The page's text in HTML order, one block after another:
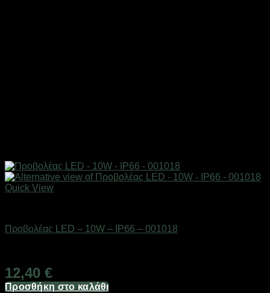
Quick View
Προβολέας LED – 10W – IP66 – 001018
12,40 €
Προσθήκη στο καλάθι